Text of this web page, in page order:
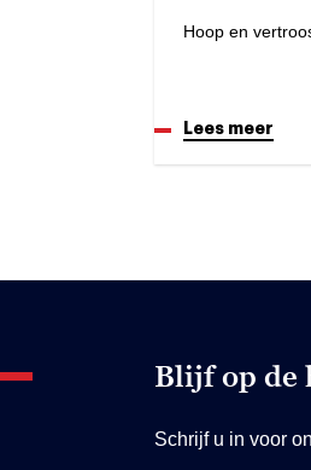
Hoop en
Lees meer
Blijf op de
Schrijf u in voor